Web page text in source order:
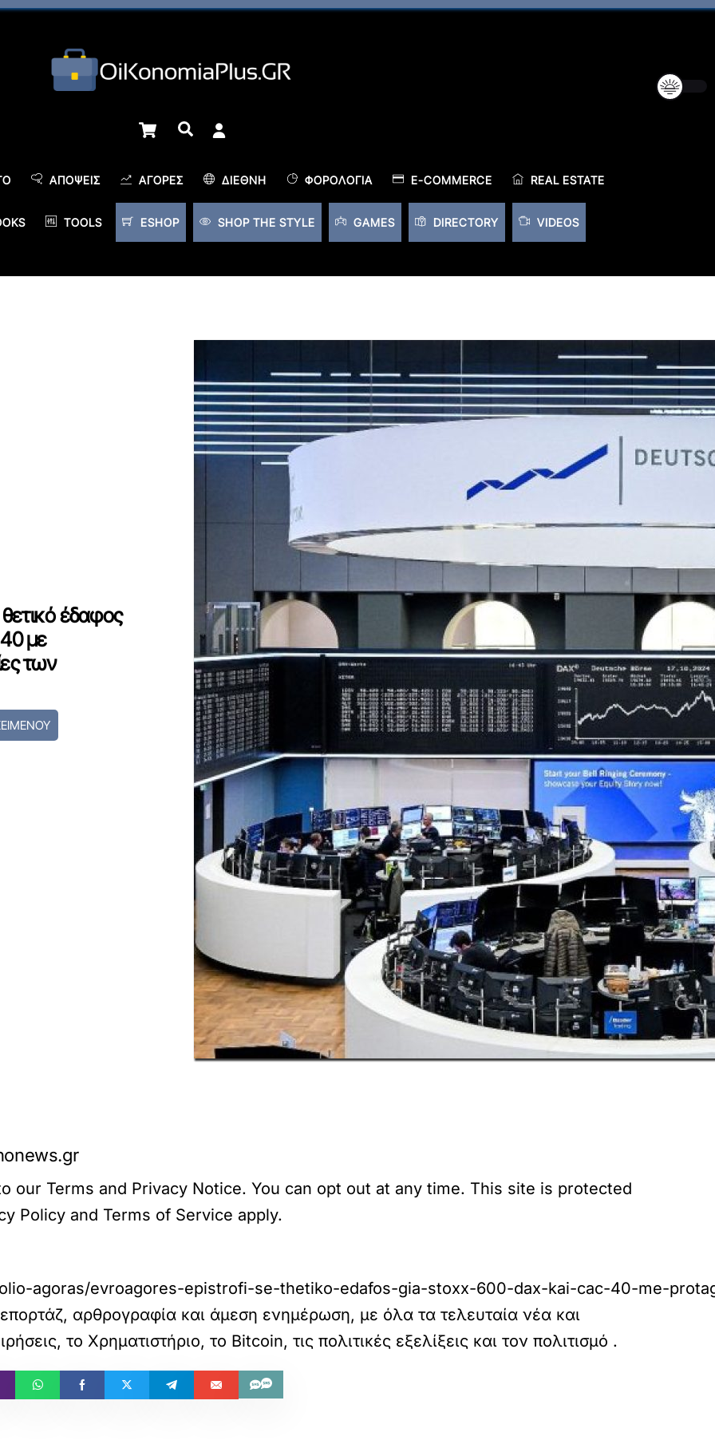
Cart Αναζήτηση
ΑΠΌΨΕΙΣ ΑΓΟΡΈΣ ΔΙΕΘΝΉ ΦΟΡΟΛΟΓΊΑ E-COMMERCE REAL ESTATE
TOOLS ESHOP SHOP THE STYLE GAMES DIRECTORY VIDEOS
έδαφος
με
των
our Terms and Privacy Notice. You can opt out at any time. This site is protected
Policy and Terms of Service apply.
agoras/evroagores-epistrofi-se-thetiko-edafos-gia-stoxx-600-dax-kai-cac-40-me-
αρθρογραφία και άμεση ενημέρωση, με όλα τα τελευταία νέα και
το Χρηματιστήριο, το Bitcoin, τις πολιτικές εξελίξεις και τον πολιτισμό .